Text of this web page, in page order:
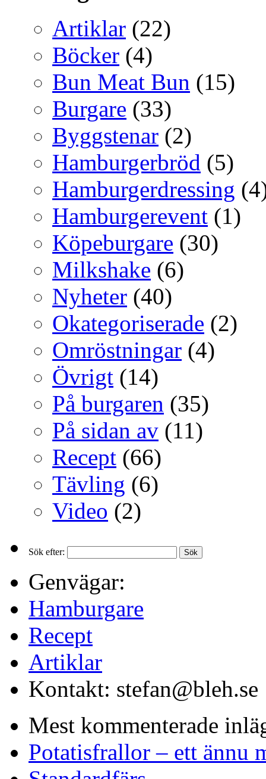
Artiklar (22)
Böcker (4)
Bun Meat Bun (15)
Burgare (33)
Byggstenar (2)
Hamburgerbröd (5)
Hamburgerdressing
Hamburgerevent (1)
Köpeburgare (30)
Milkshake (6)
Nyheter (40)
Okategoriserade (2)
Omröstningar (4)
Övrigt (14)
På burgaren (35)
På sidan av (11)
Recept (66)
Tävling (6)
Video (2)
Sök efter:
Genvägar:
Hamburgare
Recept
Artiklar
Kontakt: stefan@bleh.se
Mest kommenterade
Potatisfrallor – ett ännu